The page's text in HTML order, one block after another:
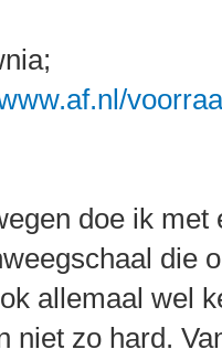
doe ik met
die
allemaal wel
niet zo hard.